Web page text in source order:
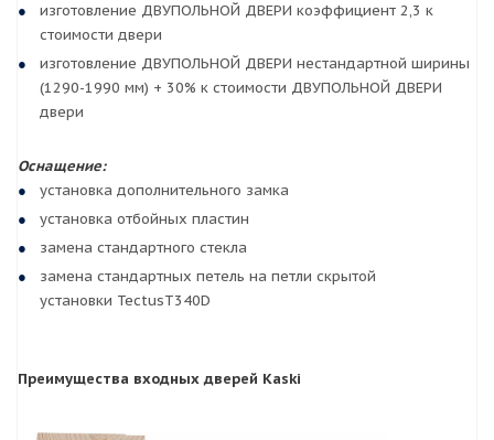
изготовление ДВУПОЛЬНОЙ ДВЕРИ коэффициент 2,3 к
стоимости двери
изготовление ДВУПОЛЬНОЙ ДВЕРИ нестандартной ширины
(1290-1990 мм) + 30% к стоимости ДВУПОЛЬНОЙ ДВЕРИ
двери
Оснащение:
установка дополнительного замка
установка отбойных пластин
замена стандартного стекла
замена стандартных петель на петли скрытой
установки TectusT340D
Преимущества входных дверей Kaski